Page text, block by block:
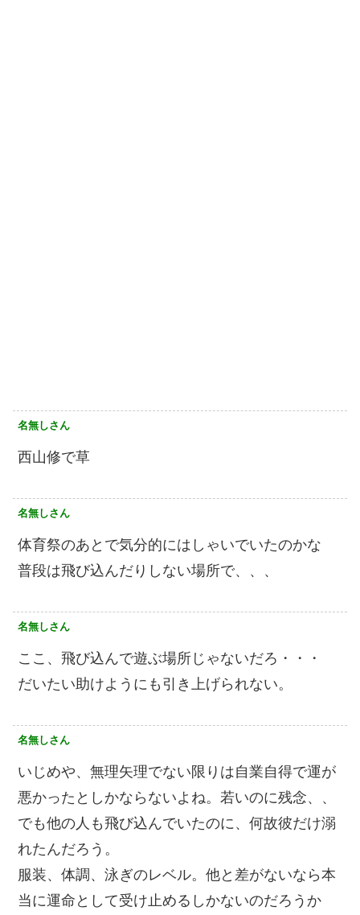
名無しさん
西山修で草
名無しさん
体育祭のあとで気分的にはしゃいでいたのかな
普段は飛び込んだりしない場所で、、、
名無しさん
ここ、飛び込んで遊ぶ場所じゃないだろ・・・
だいたい助けようにも引き上げられない。
名無しさん
いじめや、無理矢理でない限りは自業自得で運が
悪かったとしかならないよね。若いのに残念、、
でも他の人も飛び込んでいたのに、何故彼だけ溺
れたんだろう。
服装、体調、泳ぎのレベル。他と差がないなら本
当に運命として受け止めるしかないのだろうか